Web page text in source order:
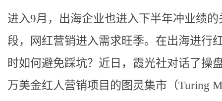
进入9月，出海企业也进入下半年冲业绩的
段，网红营销进入需求旺季。在出海进行
时如何避免踩坑？近日，霞光社对话了操
万美金红人营销项目的图灵集市（Turing